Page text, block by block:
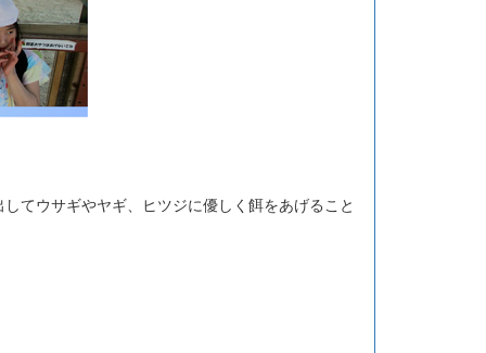
てウサギやヤギ、ヒツジに優しく餌をあげること